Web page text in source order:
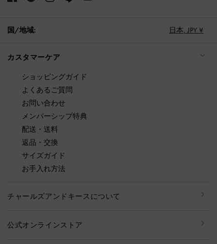
国/地域: 日本, JPY ¥
カスタマーケア
ショッピングガイド
よくあるご質問
お問い合わせ
メンバーシップ特典
配送・送料
返品・交換
サイズガイド
お手入れ方法
チャールズアンドキースについて
公式オンラインストア